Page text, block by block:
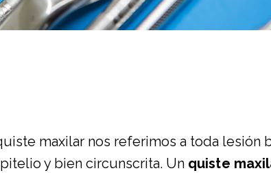
maxilar nos referimos a toda lesión
y bien circunscrita. Un quiste